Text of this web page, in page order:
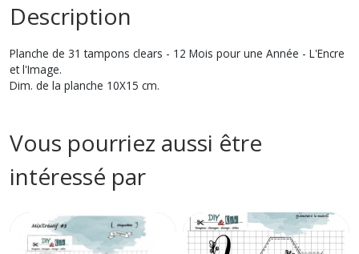
Description
Planche de 31 tampons clears - 12 Mois pour une Année - L'Encre
et l'Image.
Dim. de la planche 10X15 cm.
Vous pourriez aussi être
intéressé par